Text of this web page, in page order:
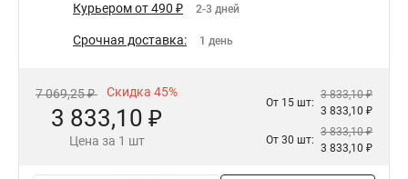
Курьером от 490 ₽ 2-3 дней
Срочная доставка: 1 день
7 069,25 ₽ Скидка 45%
3 833,10 ₽
Цена за 1 шт
От 15 шт:
3 833,10 ₽
3 833,10 ₽
От 30 шт:
3 833,10 ₽
3 833,10 ₽